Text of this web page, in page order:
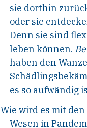
sie dorthin
oder sie
Denn sie sind
leben können.
haben den
es so aufwändig
Wie wird es mit den
Wesen in